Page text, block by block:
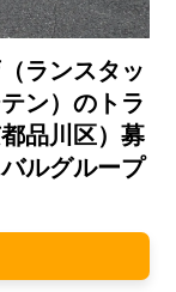
ランスタッ
ン）のトラ
品川区）募
ルグループ